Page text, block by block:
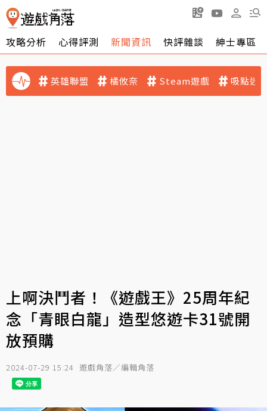
攻略分析 心得評測 新聞資訊 快評雜談 紳士專區
英雄聯盟 橘攸奈 Steam遊戲 吸點迷
上啊決鬥者！《遊戲王》25周年紀
念「青眼白龍」造型悠遊卡31號開
放預購
2024-07-29 15:24 遊戲角落／編輯角落